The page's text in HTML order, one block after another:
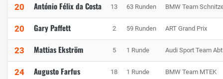
20 António Félix da Costa 13 63 Runden BMW Team
20 Gary Paffett 2 59 Runden ART Grand Prix
23 Mattias Ekström 5 1 Runde Audi Sport Team
24 Augusto Farfus 18 1 Runde BMW Team MTEK